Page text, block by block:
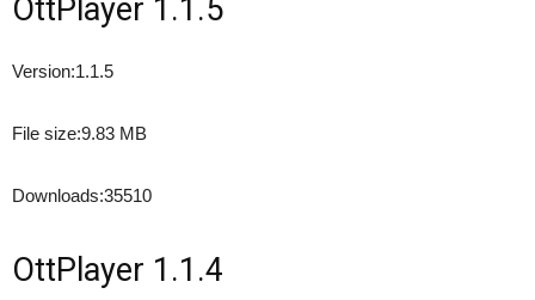
OttPlayer 1.1.5
Version:1.1.5
File size:9.83 MB
Downloads:35510
OttPlayer 1.1.4